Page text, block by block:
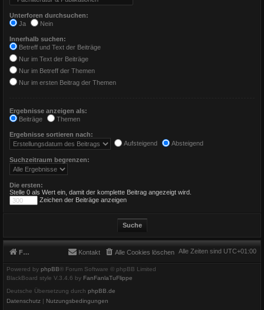
Unterforen durchsuchen:
Ja
Nein
Innerhalb suchen:
Betreff und Text der Beiträge
Nur im Text der Beiträge
Nur im Betreff der Themen
Nur im ersten Beitrag der Themen
Ergebnisse anzeigen als:
Beiträge
Themen
Ergebnisse sortieren nach:
Aufsteigend
Absteigend
Suchzeitraum begrenzen:
Die ersten:
Stelle 0 als Wert ein, damit der komplette Beitrag angezeigt wird.
Zeichen der Beiträge anzeigen
Foren-Übersicht Alle Zeiten sind UTC+01:00
Alle Cookies löschen
Kontakt
Powered by phpBB® Forum Software © phpBB Limited
BlackBoard style V.3.4.6 by FanFanlaTuFlippe
Deutsche Übersetzung durch phpBB.de
Datenschutz | Nutzungsbedingungen